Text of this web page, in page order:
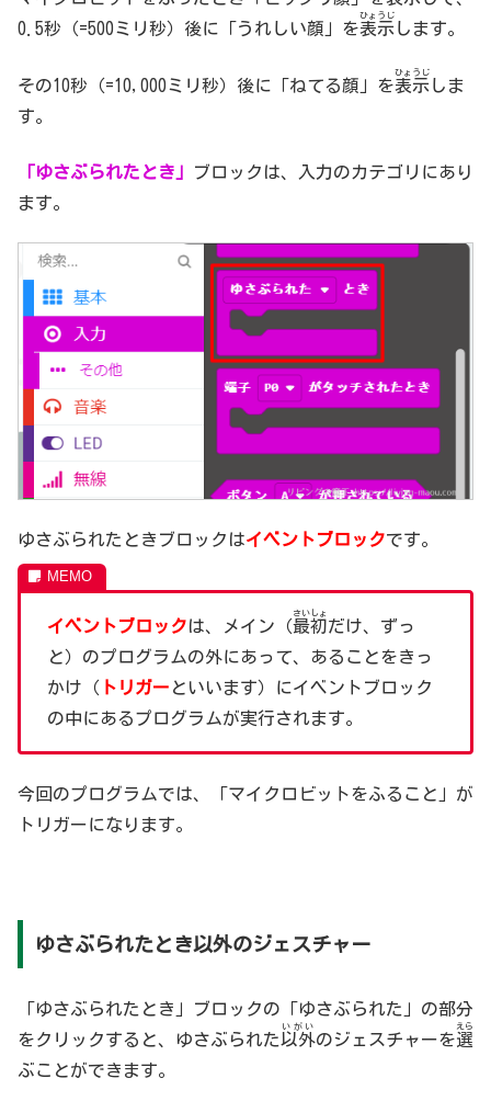
0.5秒（=500ミリ秒）後に「うれしい顔」を表示
ひょうじ
します。
その10秒（=10,000ミリ秒）後に「ねてる顔」を表示
ひょうじ
しま
す。
「ゆさぶられたとき」
ブロックは、入力のカテゴリにあり
ます。
ゆさぶられたときブロックはイベントブロックです。
イベントブロックは、メイン（最初
さいしょ
だけ、ずっ
と）のプログラムの外にあって、あることをきっ
かけ（ トリガー といいます）にイベントブロック
の中にあるプログラムが実行されます。
今回のプログラムでは、「マイクロビットをふること」が
トリガーになります。
ゆさぶられたとき以外のジェスチャー
「ゆさぶられたとき」ブロックの「ゆさぶられた」の部分
をクリックすると、ゆさぶられた以外
いがい
のジェスチャーを選
えら
ぶことができます。